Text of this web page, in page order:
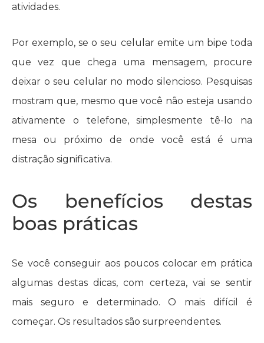
atividades.
Por exemplo, se o seu celular emite um bipe toda
que vez que chega uma mensagem, procure
deixar o seu celular no modo silencioso. Pesquisas
mostram que, mesmo que você não esteja usando
ativamente o telefone, simplesmente tê-lo na
mesa ou próximo de onde você está é uma
distração significativa.
Os benefícios destas
boas práticas
Se você conseguir aos poucos colocar em prática
algumas destas dicas, com certeza, vai se sentir
mais seguro e determinado. O mais difícil é
começar. Os resultados são surpreendentes.